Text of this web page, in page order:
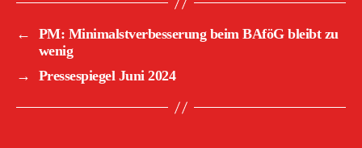
←
PM: Minimalstverbesserung beim BAföG bleibt zu
wenig
→
Pressespiegel Juni 2024